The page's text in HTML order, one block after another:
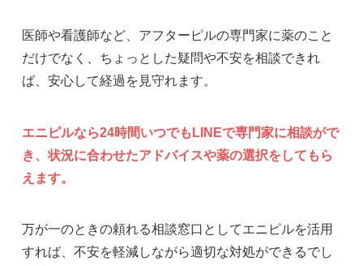
医師や看護師など、アフターピルの専門家に薬のこと
だけでなく、ちょっとした疑問や不安を相談できれ
ば、安心して経過を見守れます。
エニピルなら24時間いつでもLINEで専門家に相談がで
き、状況に合わせたアドバイスや薬の選択をしてもら
えます。
万が一のときの頼れる相談窓口としてエニピルを活用
すれば、不安を軽減しながら適切な対処ができるでし